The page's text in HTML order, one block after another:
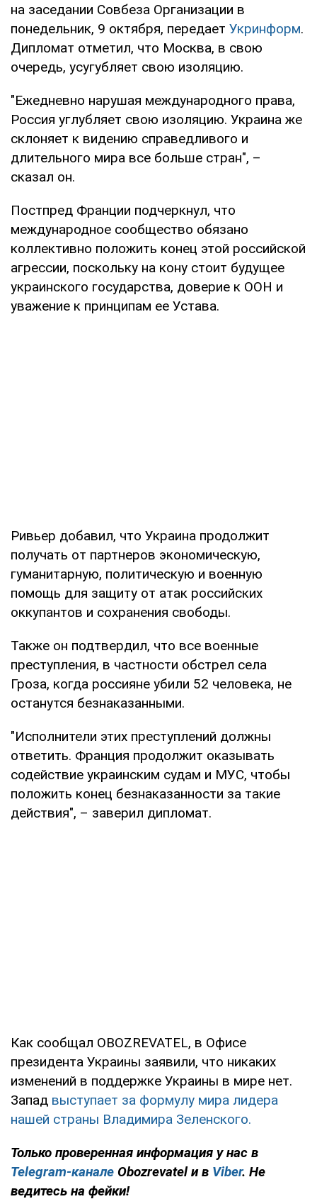
на заседании Совбеза Организации в
понедельник, 9 октября, передает Укринформ.
Дипломат отметил, что Москва, в свою
очередь, усугубляет свою изоляцию.
"Ежедневно нарушая международного права,
Россия углубляет свою изоляцию. Украина же
склоняет к видению справедливого и
длительного мира все больше стран", –
сказал он.
Постпред Франции подчеркнул, что
международное сообщество обязано
коллективно положить конец этой российской
агрессии, поскольку на кону стоит будущее
украинского государства, доверие к ООН и
уважение к принципам ее Устава.
Ривьер добавил, что Украина продолжит
получать от партнеров экономическую,
гуманитарную, политическую и военную
помощь для защиту от атак российских
оккупантов и сохранения свободы.
Также он подтвердил, что все военные
преступления, в частности обстрел села
Гроза, когда россияне убили 52 человека, не
останутся безнаказанными.
"Исполнители этих преступлений должны
ответить. Франция продолжит оказывать
содействие украинским судам и МУС, чтобы
положить конец безнаказанности за такие
действия", – заверил дипломат.
Как сообщал OBOZREVATEL, в Офисе
президента Украины заявили, что никаких
изменений в поддержке Украины в мире нет.
Запад выступает за формулу мира лидера
нашей страны Владимира Зеленского.
Только проверенная информация у нас в
Telegram-канале Obozrevatel и в Viber. Не
ведитесь на фейки!